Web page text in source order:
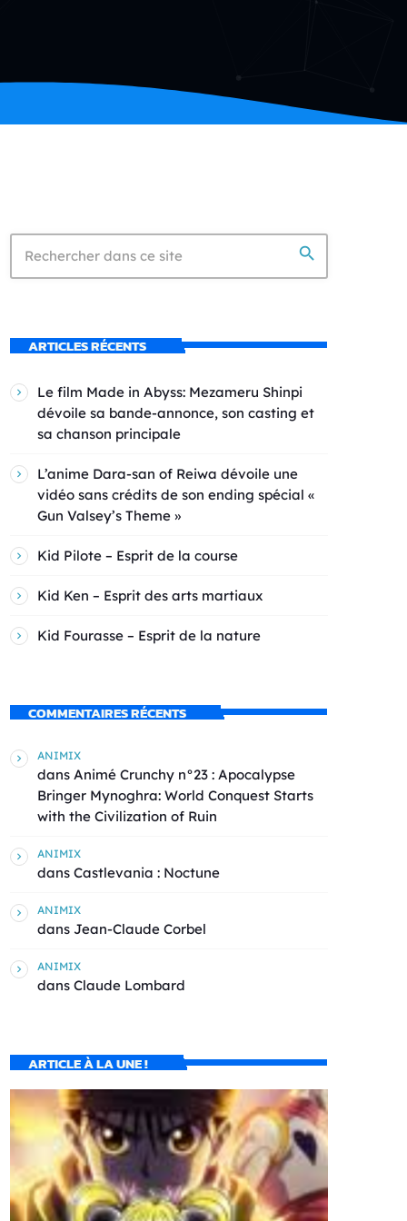
search
ARTICLES RÉCENTS
Le film Made in Abyss: Mezameru Shinpi
dévoile sa bande-annonce, son casting et
sa chanson principale
L’anime Dara-san of Reiwa dévoile une
vidéo sans crédits de son ending spécial «
Gun Valsey’s Theme »
Kid Pilote – Esprit de la course
Kid Ken – Esprit des arts martiaux
Kid Fourasse – Esprit de la nature
COMMENTAIRES RÉCENTS
ANIMIX
dans Animé Crunchy n°23 : Apocalypse
Bringer Mynoghra: World Conquest Starts
with the Civilization of Ruin
ANIMIX
dans Castlevania : Noctune
ANIMIX
dans Jean-Claude Corbel
ANIMIX
dans Claude Lombard
ARTICLE À LA UNE !